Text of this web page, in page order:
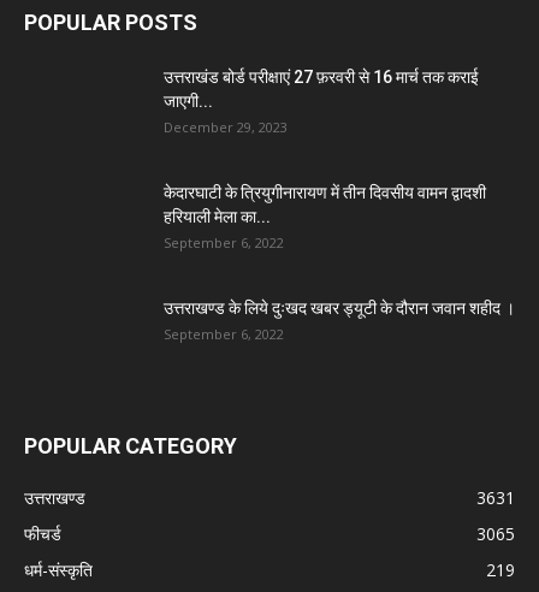
POPULAR POSTS
उत्तराखंड बोर्ड परीक्षाएं 27 फ़रवरी से 16 मार्च तक कराई
जाएगी...
December 29, 2023
केदारघाटी के त्रियुगीनारायण में तीन दिवसीय वामन द्वादशी
हरियाली मेला का...
September 6, 2022
उत्तराखण्ड के लिये दुःखद खबर ड्यूटी के दौरान जवान शहीद ।
September 6, 2022
POPULAR CATEGORY
उत्तराखण्ड
3631
फीचर्ड
3065
धर्म-संस्कृति
219